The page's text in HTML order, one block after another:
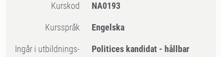
Kurskod NA0193
Kursspråk Engelska
Ingår i utbildnings-
Politices kandidat - hållbar